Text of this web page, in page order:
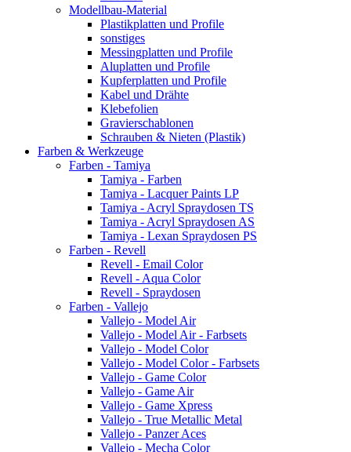
Modellbau-Material
Plastikplatten und Profile
sonstiges
Messingplatten und Profile
Aluplatten und Profile
Kupferplatten und Profile
Kabel und Drähte
Klebefolien
Gravierschablonen
Schrauben & Nieten (Plastik)
Farben & Werkzeuge
Farben - Tamiya
Tamiya - Farben
Tamiya - Lacquer Paints LP
Tamiya - Acryl Spraydosen TS
Tamiya - Acryl Spraydosen AS
Tamiya - Lexan Spraydosen PS
Farben - Revell
Revell - Email Color
Revell - Aqua Color
Revell - Spraydosen
Farben - Vallejo
Vallejo - Model Air
Vallejo - Model Air - Farbsets
Vallejo - Model Color
Vallejo - Model Color - Farbsets
Vallejo - Game Color
Vallejo - Game Air
Vallejo - Game Xpress
Vallejo - True Metallic Metal
Vallejo - Panzer Aces
Vallejo - Mecha Color